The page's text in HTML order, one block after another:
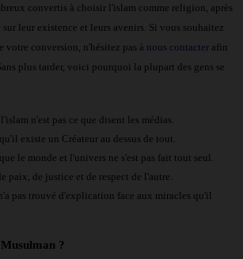
convertis à choisir l'islam comme religion, après
leur existence et leurs avenirs. Si vous souhaitez
votre conversion, n'hésitez pas à nous contacter afin
plus tarder, voici pourquoi la plupart des gens se
n'est pas ce que disent les médias.
existe un Créateur au dessus de tout.
le monde et l'univers ne s'est pas fait tout seul.
paix, de justice et de respect de l'autre.
pas trouvé d'explication face aux miracles qu'il
?